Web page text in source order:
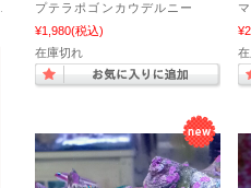
プテラポゴンカウデルニー
¥1,980(税込)
在庫切れ